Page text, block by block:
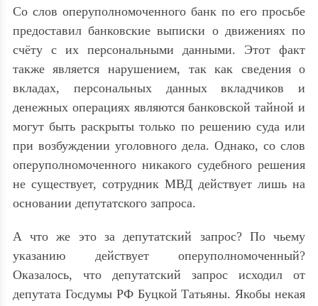
Со слов оперуполномоченного банк по его просьбе
предоставил банковские выписки о движениях по
счёту с их персональными данными. Этот факт
также является нарушением, так как сведения о
вкладах, персональных данных вкладчиков и
денежных операциях являются банковской тайной и
могут быть раскрыты только по решению суда или
при возбуждении уголовного дела. Однако, со слов
оперуполномоченного никакого судебного решения
не существует, сотрудник МВД действует лишь на
основании депутатского запроса.
А что же это за депутатский запрос? По чьему
указанию действует оперуполномоченный?
Оказалось, что депутатский запрос исходил от
депутата Госдумы РФ Буцкой Татьяны. Якобы некая